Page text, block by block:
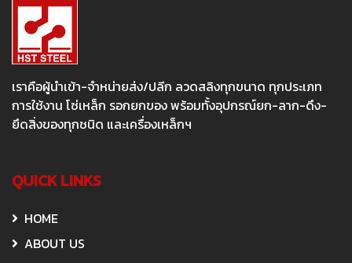
เราคือผู้นำเข้า-จำหน่ายส่ง/ปลีก ลวดสลิงทุกขนาด ทุกประเภท
การใช้งาน โซ่เหล็ก รอกยกของ พร้อมทั้งอุปกรณ์ยก-ลาก-ดึง-
ยึดสิ่งของทุกชนิด และเครื่องเหล็กฯ
QUICK LINKS
HOME
ABOUT US